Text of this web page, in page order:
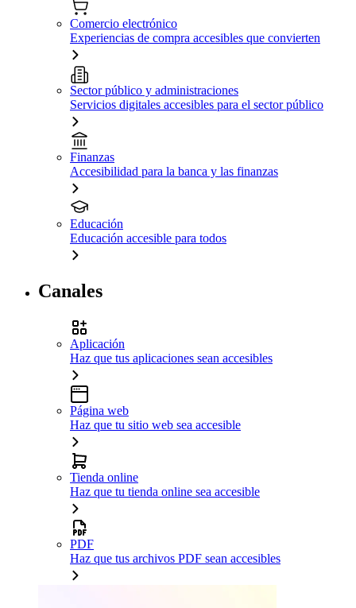
Comercio electrónico
Experiencias de compra accesibles que convierten
Sector público y administraciones
Servicios digitales accesibles para el sector público
Finanzas
Accesibilidad para la banca y las finanzas
Educación
Educación accesible para todos
Canales
Aplicación
Haz que tus aplicaciones sean accesibles
Página web
Haz que tu sitio web sea accesible
Tienda online
Haz que tu tienda online sea accesible
PDF
Haz que tus archivos PDF sean accesibles